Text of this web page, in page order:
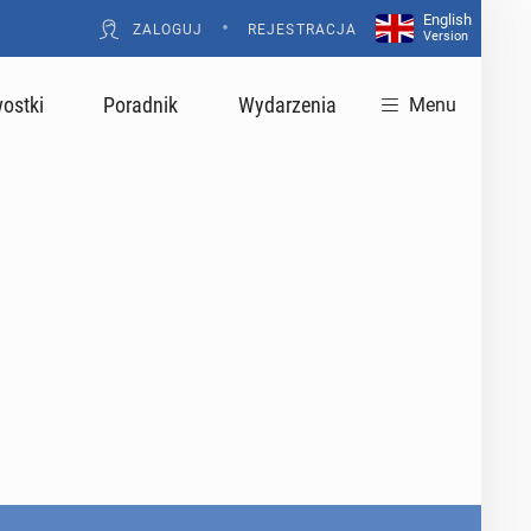
ZALOGUJ • REJESTRACJA
English
Version
Poradnik Wydarzenia Menu